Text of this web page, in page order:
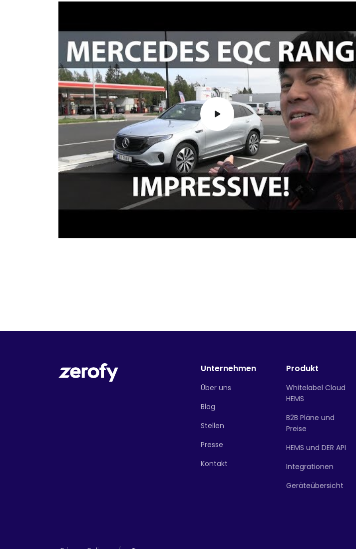
Unternehmen
Über uns
Blog
Stellen
Presse
Kontakt
Produkt
Whitelabel Cloud
HEMS
B2B Pläne und
Preise
HEMS und DER API
Integrationen
Geräteübersicht